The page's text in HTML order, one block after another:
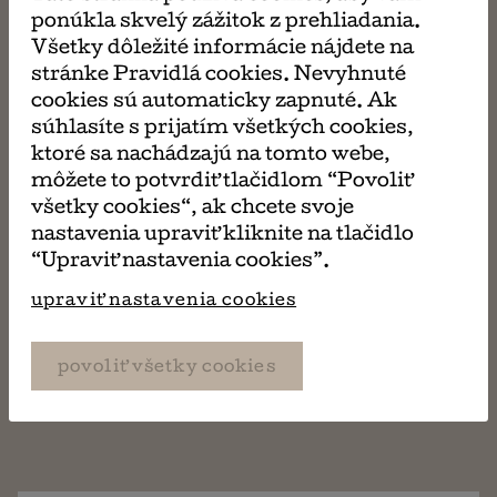
niektorých dospleých sa obracia proti nemu.
Connorovi rodičia sa zo všetkých síl snažia ochrániť
syna a dokázať jeho nevinu, preto začnú na vlastnú
päsť pátrať po tom, čo sa v tú sobotnú noc vlastne
stalo.
Kniha sa požičiava štandardne na 14 kalendárnych
dní. Ak si prajete túto knihu (alebo aj ďalšie) požičať
na dlhšiu dobu, v košíku pri platení si vyberte z
ponúkaných možností. Po uplynutí výpožičnej doby
je potrebné knihu vrátiť (osobne, alebo
ponúkla skvelý zážitok z prehliadania.
Všetky dôležité informácie nájdete na
stránke Pravidlá cookies. Nevyhnuté
cookies sú automaticky zapnuté. Ak
súhlasíte s prijatím všetkých cookies,
ktoré sa nachádzajú na tomto webe,
môžete to potvrdiť tlačidlom “Povoliť
všetky cookies“, ak chcete svoje
nastavenia upraviť kliknite na tlačidlo
“Upraviť nastavenia cookies”.
upraviť nastavenia cookies
povoliť všetky cookies